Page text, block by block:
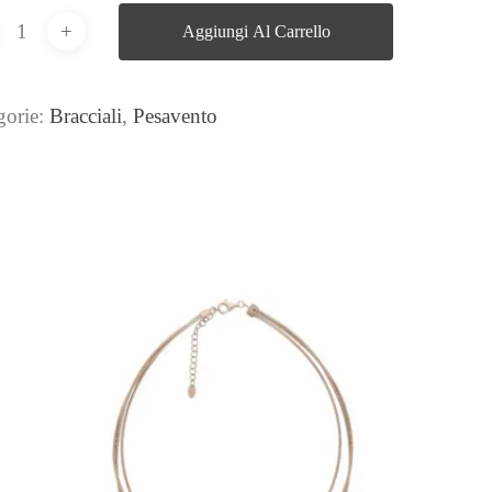
Aggiungi Al Carrello
Bracciali,Pesavento